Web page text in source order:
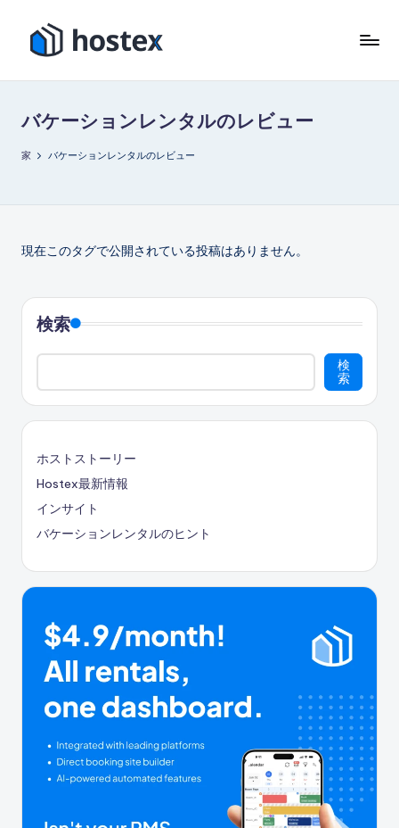
テ
ッ
テ
ッ
バ
ケ
ー
ン
ル
を
自
動
バケーションレンタルのレビュー
家 バケーションレンタルのレビュー
現在このタグで公開されている投稿はありません。
検索
検
索
ホストストーリー
Hostex最新情報
インサイト
バケーションレンタルのヒント